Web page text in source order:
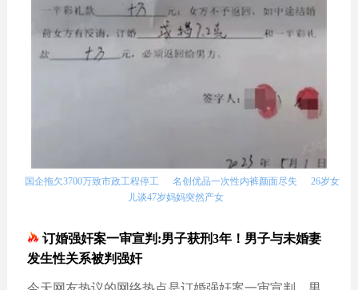
国企拖欠3700万致市政工程停工 名创优品一次性内裤颜面尽失
26岁女
儿谈47岁妈妈突然产女
订婚强奸案一审宣判:男子获刑3年！男子与未婚妻
发生性关系被判强奸